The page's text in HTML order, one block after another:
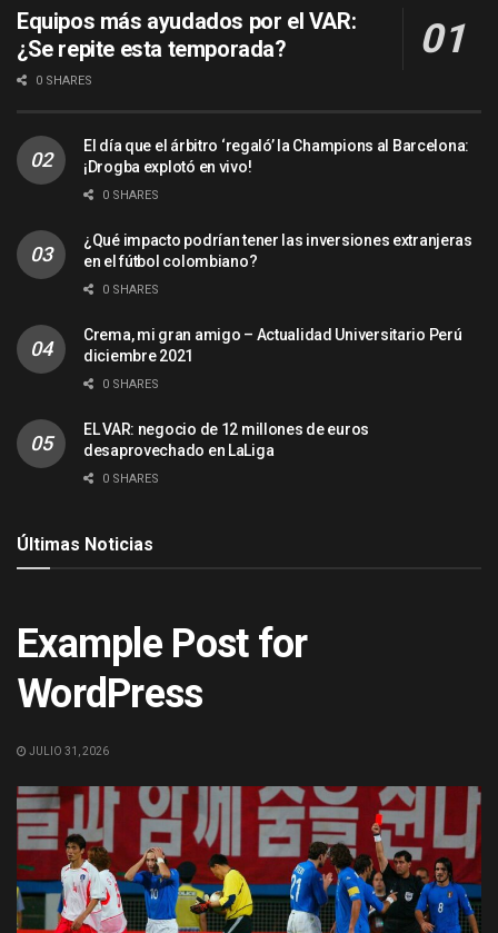
Equipos más ayudados por el VAR:
¿Se repite esta temporada?
0 SHARES
El día que el árbitro ‘regaló’ la Champions al Barcelona:
¡Drogba explotó en vivo!
0 SHARES
¿Qué impacto podrían tener las inversiones extranjeras
en el fútbol colombiano?
0 SHARES
Crema, mi gran amigo – Actualidad Universitario Perú
diciembre 2021
0 SHARES
EL VAR: negocio de 12 millones de euros
desaprovechado en LaLiga
0 SHARES
Últimas Noticias
ACTUALIDAD
Example Post for
WordPress
JULIO 31, 2026